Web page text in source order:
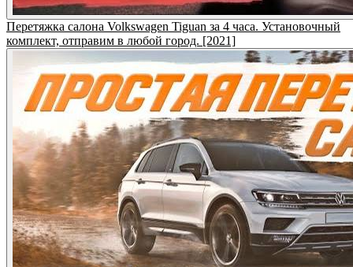
Перетяжка салона Volkswagen Tiguan за 4 часа. Установочный
комплект, отправим в любой город. [2021]